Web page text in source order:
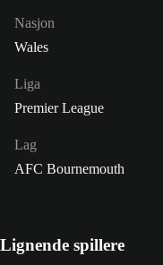
Nasjon
Wales
Liga
Premier League
Lag
AFC Bournemouth
Lignende spillere